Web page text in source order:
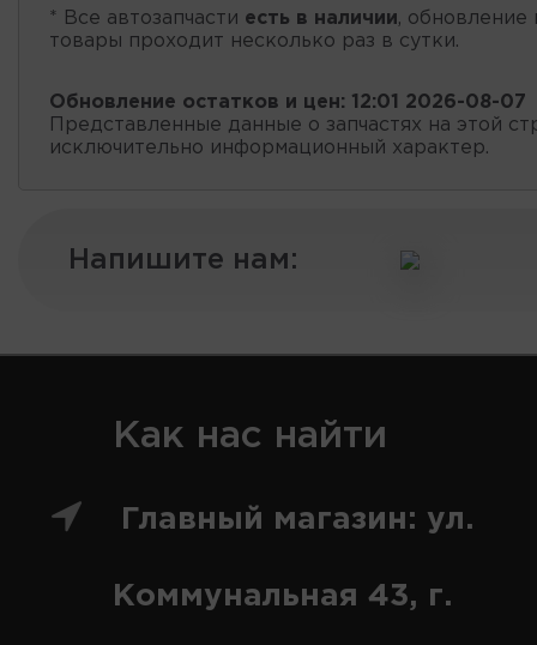
* Все автозапчасти есть в наличии, обновление
товары проходит несколько раз в сутки.
Обновление остатков и цен: 12:01 2026-08-07
Представленные данные о запчастях на этой
исключительно информационный характер.
Напишите нам:
Как нас найти
Главный магазин: ул.
Коммунальная 43, г.